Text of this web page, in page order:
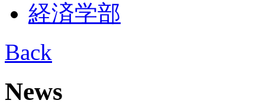
経済学部
Back
News